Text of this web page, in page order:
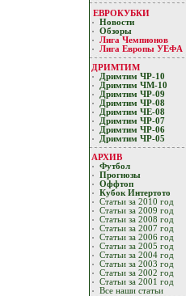
ЕВРОКУБКИ
Новости
Обзоры
Лигa Чемпиoнoв
Лига Европы УЕФA
ДРИМТИМ
Дримтим ЧР-10
Дримтим ЧМ-10
Дримтим ЧР-09
Дримтим ЧР-08
Дримтим ЧЕ-08
Дримтим ЧР-07
Дримтим ЧР-06
Дримтим ЧР-05
АРХИВ
Футбол
Прогнозы
Оффтоп
Кубoк Интертoтo
Статьи за 2010 год
Статьи за 2009 год
Статьи за 2008 год
Статьи за 2007 год
Статьи за 2006 год
Статьи за 2005 год
Статьи за 2004 год
Статьи за 2003 год
Статьи за 2002 год
Статьи за 2001 год
Все наши статьи